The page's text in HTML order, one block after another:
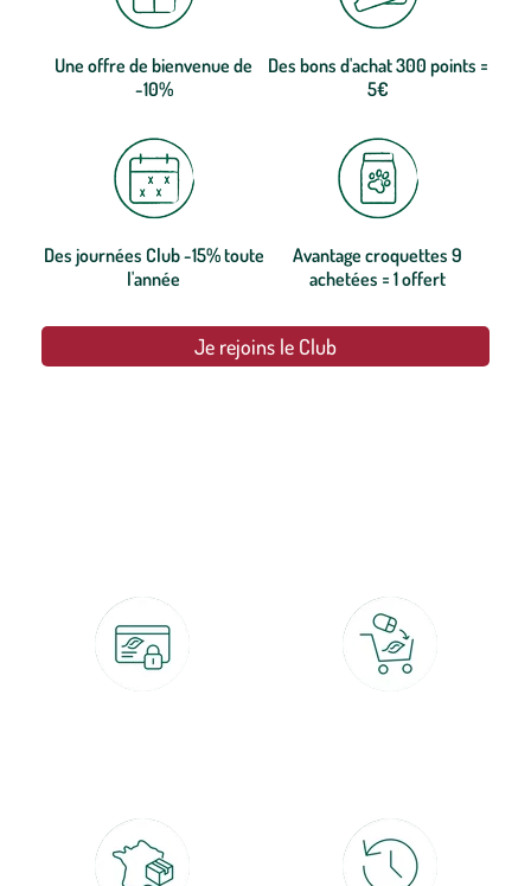
Une offre de bienvenue de
-10%
Des bons d'achat 300 points =
5€
Des journées Club -15% toute
l'année
Avantage croquettes 9
achetées = 1 offert
Je rejoins le Club